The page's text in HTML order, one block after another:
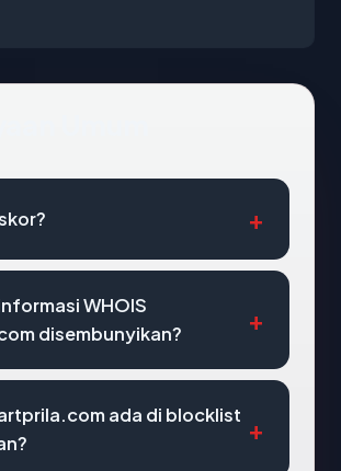
WHOIS
disembunyikan?
ada di blocklist